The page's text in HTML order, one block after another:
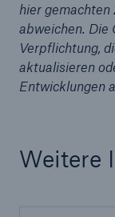
hier
abweichen. Die
Verpflichtung,
aktualisieren
Entwicklungen
Weitere
Cyber
Geschätzte